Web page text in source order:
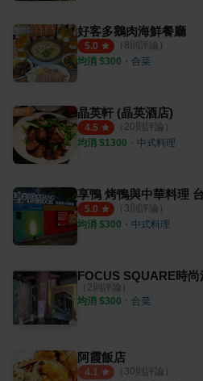
好客多鵝肉海鮮餐廳
5.0 （ 8則評論）
均消 $300 ・ 合菜
晶英軒 (晶英酒店)
4.5 （ 20則評論）
均消 $1300 ・ 中式料理
5.0 （ 3則評論）
均消 $300 ・ 中式料理
FOCUS SQUARE時尚
（ 2則評論）
均消 $300 ・ 合菜
阿霞飯店
4.1 （ 30則評論）